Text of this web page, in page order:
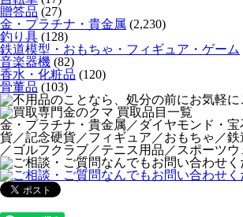
贈答品 (27)
金・プラチナ・貴金属 (2,230)
釣り具 (128)
鉄道模型・おもちゃ・フィギュア・ゲーム
音楽器機 (82)
香水・化粧品 (120)
骨董品 (103)
金・プラチナ・貴金属／ダイヤモンド・
貨／記念硬貨／フィギュア／おもちゃ／
／ゴルフクラブ／テニス用品／スポーツ